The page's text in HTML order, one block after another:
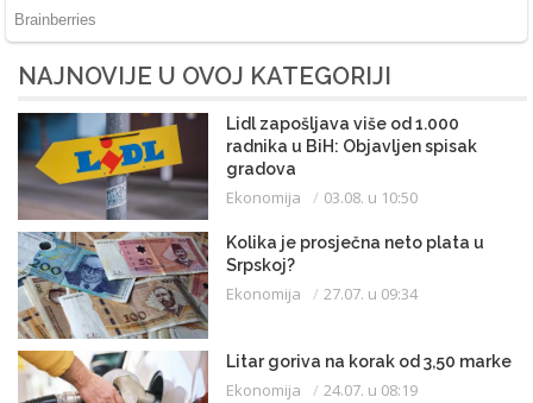
NAJNOVIJE U OVOJ KATEGORIJI
Lidl zapošljava više od 1.000
radnika u BiH: Objavljen spisak
gradova
Ekonomija 03.08. u 10:50
Kolika je prosječna neto plata u
Srpskoj?
Ekonomija 27.07. u 09:34
Litar goriva na korak od 3,50 marke
Ekonomija 24.07. u 08:19